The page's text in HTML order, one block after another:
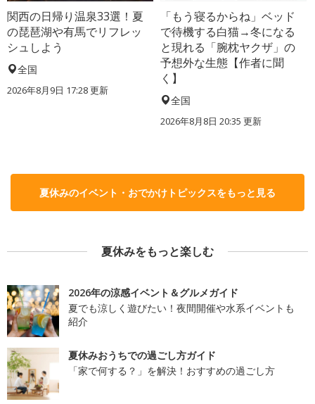
関西の日帰り温泉33選！夏
の琵琶湖や有馬でリフレッ
シュしよう
全国
2026年8月9日 17:28更新
「もう寝るからね」ベッド
で待機する白猫→冬になる
と現れる「腕枕ヤクザ」の
予想外な生態【作者に聞
く】
全国
2026年8月8日 20:35 更新
夏休みのイベント・おでかけトピックスをもっと見る
夏休みをもっと楽しむ
2026年の涼感イベント＆グルメガイド
夏でも涼しく遊びたい！夜間開催や水系イベントも
紹介
夏休みおうちでの過ごし方ガイド
「家で何する？」を解決！おすすめの過ごし方